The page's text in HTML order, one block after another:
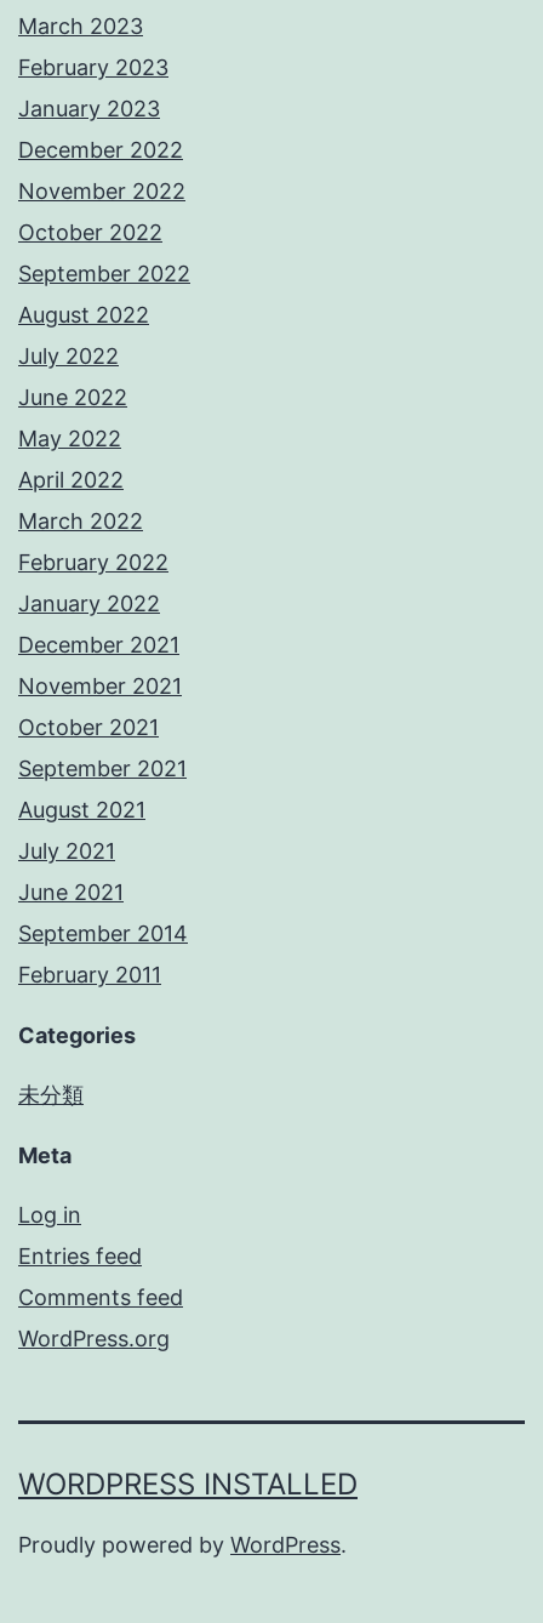
March 2023
February 2023
January 2023
December 2022
November 2022
October 2022
September 2022
August 2022
July 2022
June 2022
May 2022
April 2022
March 2022
February 2022
January 2022
December 2021
November 2021
October 2021
September 2021
August 2021
July 2021
June 2021
September 2014
February 2011
Categories
未分類
Meta
Log in
Entries feed
Comments feed
WordPress.org
WORDPRESS INSTALLED
Proudly powered by WordPress.